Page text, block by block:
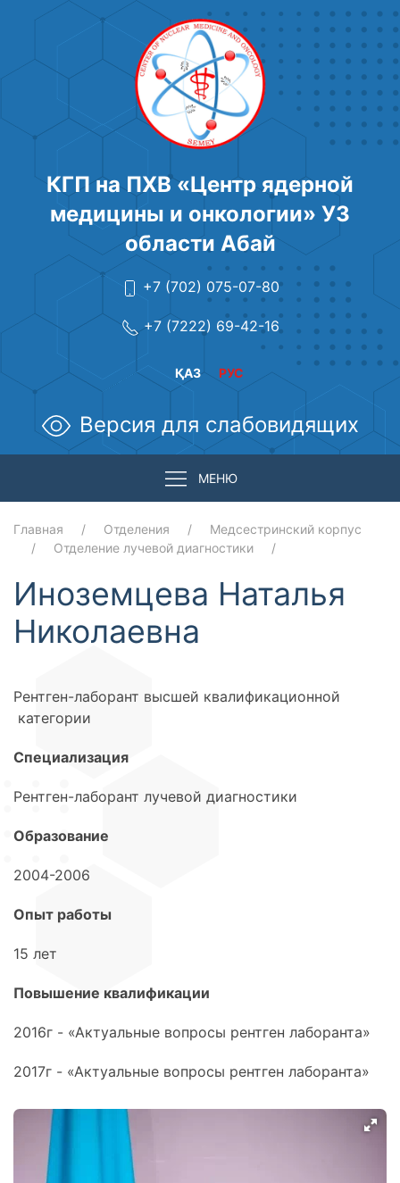
КГП на ПХВ «Центр ядерной
медицины и онкологии» УЗ
области Абай
+7 (702) 075-07-80
+7 (7222) 69-42-16
РУС
ҚАЗ
Версия для слабовидящих
МЕНЮ
Главная Отделения
Медсестринский корпус
Отделение лучевой диагностики
Иноземцева Наталья
Николаевна
Рентген-лаборант высшей квалификационной
категории
Специализация
Рентген-лаборант лучевой диагностики
Образование
2004-2006
Опыт работы
15 лет
Повышение квалификации
2016г - «Актуальные вопросы рентген лаборанта»
2017г - «Актуальные вопросы рентген лаборанта»